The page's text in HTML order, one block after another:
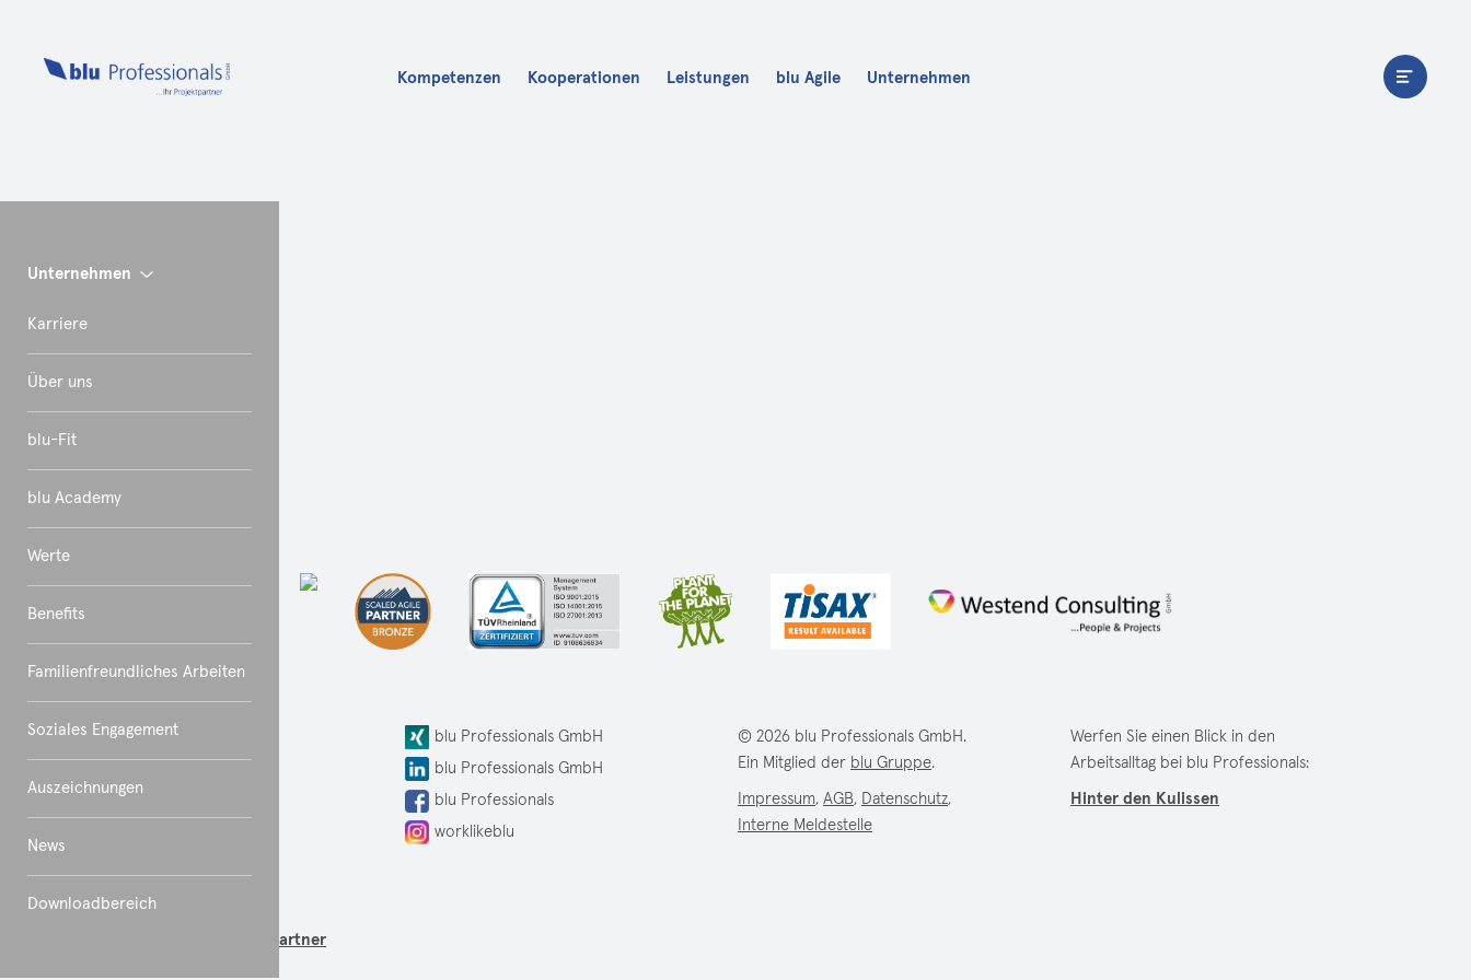
Kompetenzen Kooperationen Leistungen blu Agile Unternehmen
Unternehmen
Karriere
Über uns
blu-Fit
blu Academy
Werte
Benefits
Familienfreundliches Arbeiten
Soziales Engagement
Auszeichnungen
News
Downloadbereich
blu Professionals GmbH
Elsenheimerstr. 61
80687 München
Google Maps
Fax: +49 (0) 89 540 226 1
info@bluprofessionals.com
Finden Sie Ihren Ansprechpartner
blu Professionals GmbH
blu Professionals GmbH
blu Professionals
worklikeblu
© 2026 blu Professionals GmbH.
Ein Mitglied der blu Gruppe.
Impressum, AGB, Datenschutz,
Interne Meldestelle
Werfen Sie einen Blick in den
Arbeitsalltag bei blu Professionals:
Hinter den Kulissen